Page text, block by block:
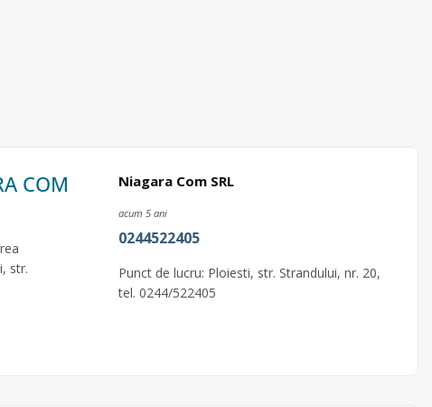
COM
str.
Niagara Com SRL
acum 5 ani
0244522405
Punct de lucru: Ploiesti, str. Strandului, nr. 20,
tel. 0244/522405